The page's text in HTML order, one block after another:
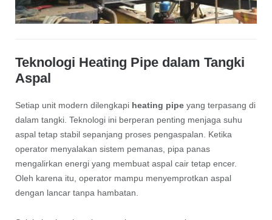
Teknologi Heating Pipe dalam Tangki
Aspal
Setiap unit modern dilengkapi heating pipeyang terpasang di
dalam tangki. Teknologi ini berperan penting menjaga suhu
aspal tetap stabil sepanjang proses pengaspalan. Ketika
operator menyalakan sistem pemanas, pipa panas
mengalirkan energi yang membuat aspal cair tetap encer.
Oleh karena itu, operator mampu menyemprotkan aspal
dengan lancar tanpa hambatan.